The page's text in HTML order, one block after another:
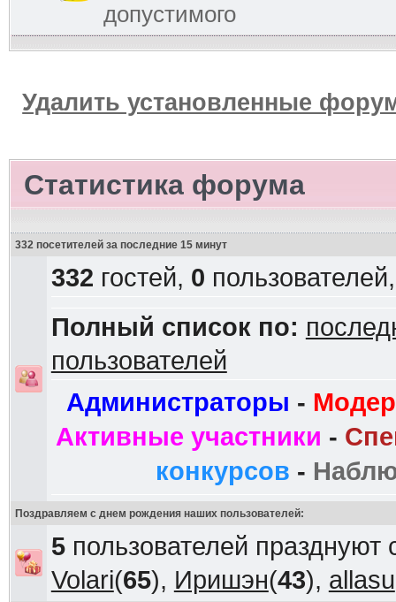
допустимого
Удалить установленные
Статистика форума
332 посетителей за последние 15 минут
332 гостей, 0
Полный список по:
пользователей
Администраторы -
Активные участники -
конкурсов -
Поздравляем с днем рождения наших пользователей:
5пользователей празднуют
Volari(65), Иришэн(43), allasu